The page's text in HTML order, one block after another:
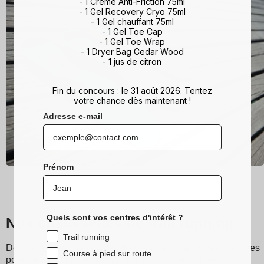
Nos chaussettes de trail running
Découvrez les chaussettes de running et trail Sidas, conçues
pour offrir un confort exceptionnel lors de vos courses.
- 1 Gel Recovery Cryo 75ml
- 1 Gel chauffant 75ml
- 1 Gel Toe Cap
- 1 Gel Toe Wrap
- 1 Dryer Bag Cedar Wood
- 1 jus de citron
Fin du concours : le 31 août 2026. Tentez
votre chance dès maintenant !
Adresse e-mail
Prénom
Quels sont vos centres d'intérêt ?
Trail running
Course à pied sur route